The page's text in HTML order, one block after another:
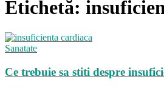
Etichetă:
Sanatate
Ce trebuie sa stiti despre